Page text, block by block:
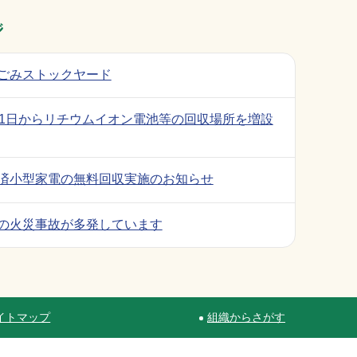
みストックヤード
日からリチウムイオン電池等の回収場所を増設
小型家電の無料回収実施のお知らせ
火災事故が多発しています
トマップ 組織からさがす